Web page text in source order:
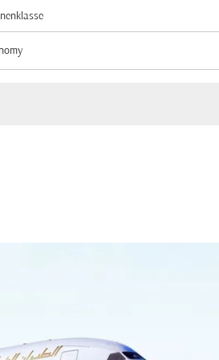
option Economy Selected